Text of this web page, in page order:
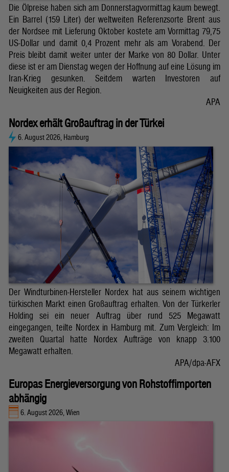
Die Ölpreise haben sich am Donnerstagvormittag kaum bewegt.
Ein Barrel (159 Liter) der weltweiten Referenzsorte Brent aus
der Nordsee mit Lieferung Oktober kostete am Vormittag 79,75
US-Dollar und damit 0,4 Prozent mehr als am Vorabend. Der
Preis bleibt damit weiter unter der Marke von 80 Dollar. Unter
diese ist er am Dienstag wegen der Hoffnung auf eine Lösung im
Iran-Krieg gesunken. Seitdem warten Investoren auf
Neuigkeiten aus der Region.
APA
Nordex erhält Großauftrag in der Türkei
6. August 2026, Hamburg
Der Windturbinen-Hersteller Nordex hat aus seinem wichtigen
türkischen Markt einen Großauftrag erhalten. Von der Türkerler
Holding sei ein neuer Auftrag über rund 525 Megawatt
eingegangen, teilte Nordex in Hamburg mit. Zum Vergleich: Im
zweiten Quartal hatte Nordex Aufträge von knapp 3.100
Megawatt erhalten.
APA/dpa-AFX
Europas Energieversorgung von Rohstoffimporten
abhängig
6. August 2026, Wien